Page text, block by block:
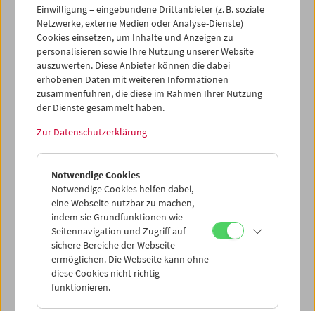
Bruce Baillie
Einwilligung – eingebundene Drittanbieter (z. B. soziale
Netzwerke, externe Medien oder Analyse-Dienste)
Cookies einsetzen, um Inhalte und Anzeigen zu
personalisieren sowie Ihre Nutzung unserer Website
auszuwerten. Diese Anbieter können die dabei
erhobenen Daten mit weiteren Informationen
zusammenführen, die diese im Rahmen Ihrer Nutzung
der Dienste gesammelt haben.
Zur Datenschutzerklärung
Notwendige Cookies
Notwendige Cookies helfen dabei,
eine Webseite nutzbar zu machen,
indem sie Grundfunktionen wie
Seitennavigation und Zugriff auf
sichere Bereiche der Webseite
ermöglichen. Die Webseite kann ohne
diese Cookies nicht richtig
funktionieren.